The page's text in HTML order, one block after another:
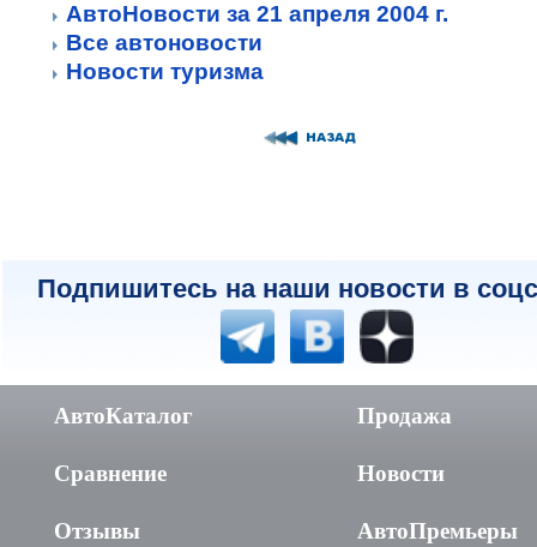
АвтоНовости за 21 апреля 2004 г.
Все автоновости
Новости туризма
Подпишитесь на наши новости в
АвтоКаталог
Сравнение
Отзывы
Продажа
Новости
АвтоПремьеры